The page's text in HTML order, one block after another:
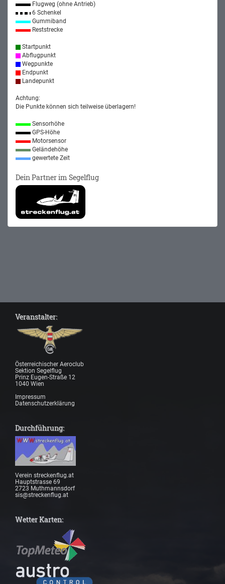
Flugweg (ohne Antrieb)
6 Schenkel
Gummiband
Reststrecke
Startpunkt
Abflugpunkt
Wegpunkte
Endpunkt
Landepunkt
Achtung:
Die Punkte können sich teilweise überlagern!
Sensorhöhe
GPS-Höhe
Motorsensor
Geländehöhe
gewertete Zeit
Dein Partner im Segelflug
Veranstalter:
Österreichischer Aeroclub
Sektion Segelflug
Prinz Eugen-Straße 12
1040 Wien
Impressum
Datenschutzerklärung
Durchführung:
Verein streckenflug.at
Hauptstrasse 69
2723 Muthmannsdorf
sis@streckenflug.at
Wetter Karten: